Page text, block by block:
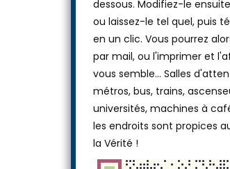
dessous. Modifiez-le
ou laissez-le tel quel, puis
en un clic. Vous pourrez
par mail, ou l'imprimer et
vous semble… Salles
métros, bus, trains,
universités, machines à
les endroits sont propices
la Vérité !